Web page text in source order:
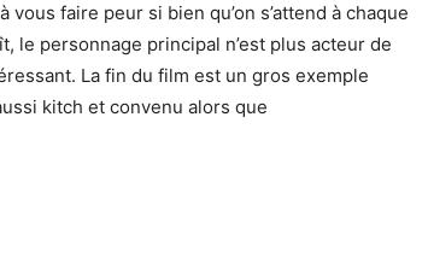
vous faire peur si bien qu’on s’attend à chaque
le personnage principal n’est plus acteur de
La fin du film est un gros exemple
kitch et convenu alors que